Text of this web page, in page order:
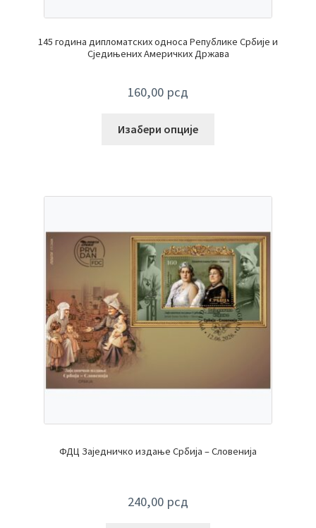
145 година дипломатских односа Републике Србије и
Сједињених Америчких Држава
160,00 рсд
Изабери опције
ФДЦ Заједничко издање Србија – Словенија
240,00 рсд